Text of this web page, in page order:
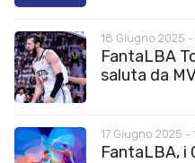
18 Giugno 2025 -
FantaLBA
saluta da
17 Giugno 2025 -
FantaLBA, i